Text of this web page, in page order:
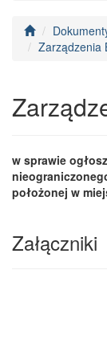
Zarządzenia
w sprawie
położonej w
Załączniki